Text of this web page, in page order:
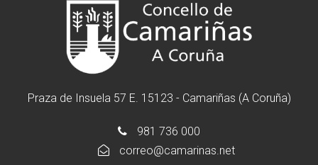
Praza de Insuela 57 E. 15123 - Camariñas (A Coruña)
981 736 000
correo@camarinas.net